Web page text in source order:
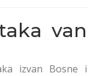
van
izvan Bosne i